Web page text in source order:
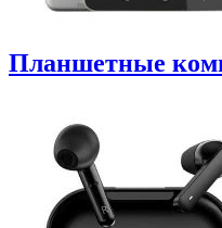
Планшетные